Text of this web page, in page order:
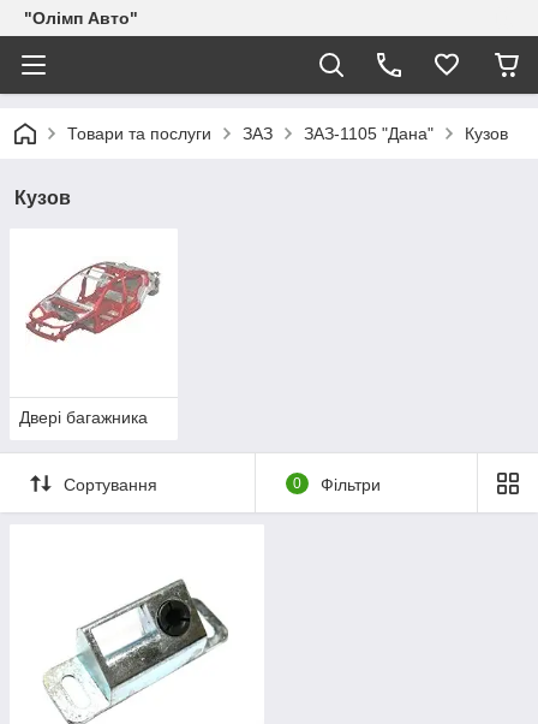
"Олімп Авто"
Товари та послуги ЗАЗ ЗАЗ-1105 "Дана" Кузов
Кузов
Двері багажника
Сортування 0 Фільтри